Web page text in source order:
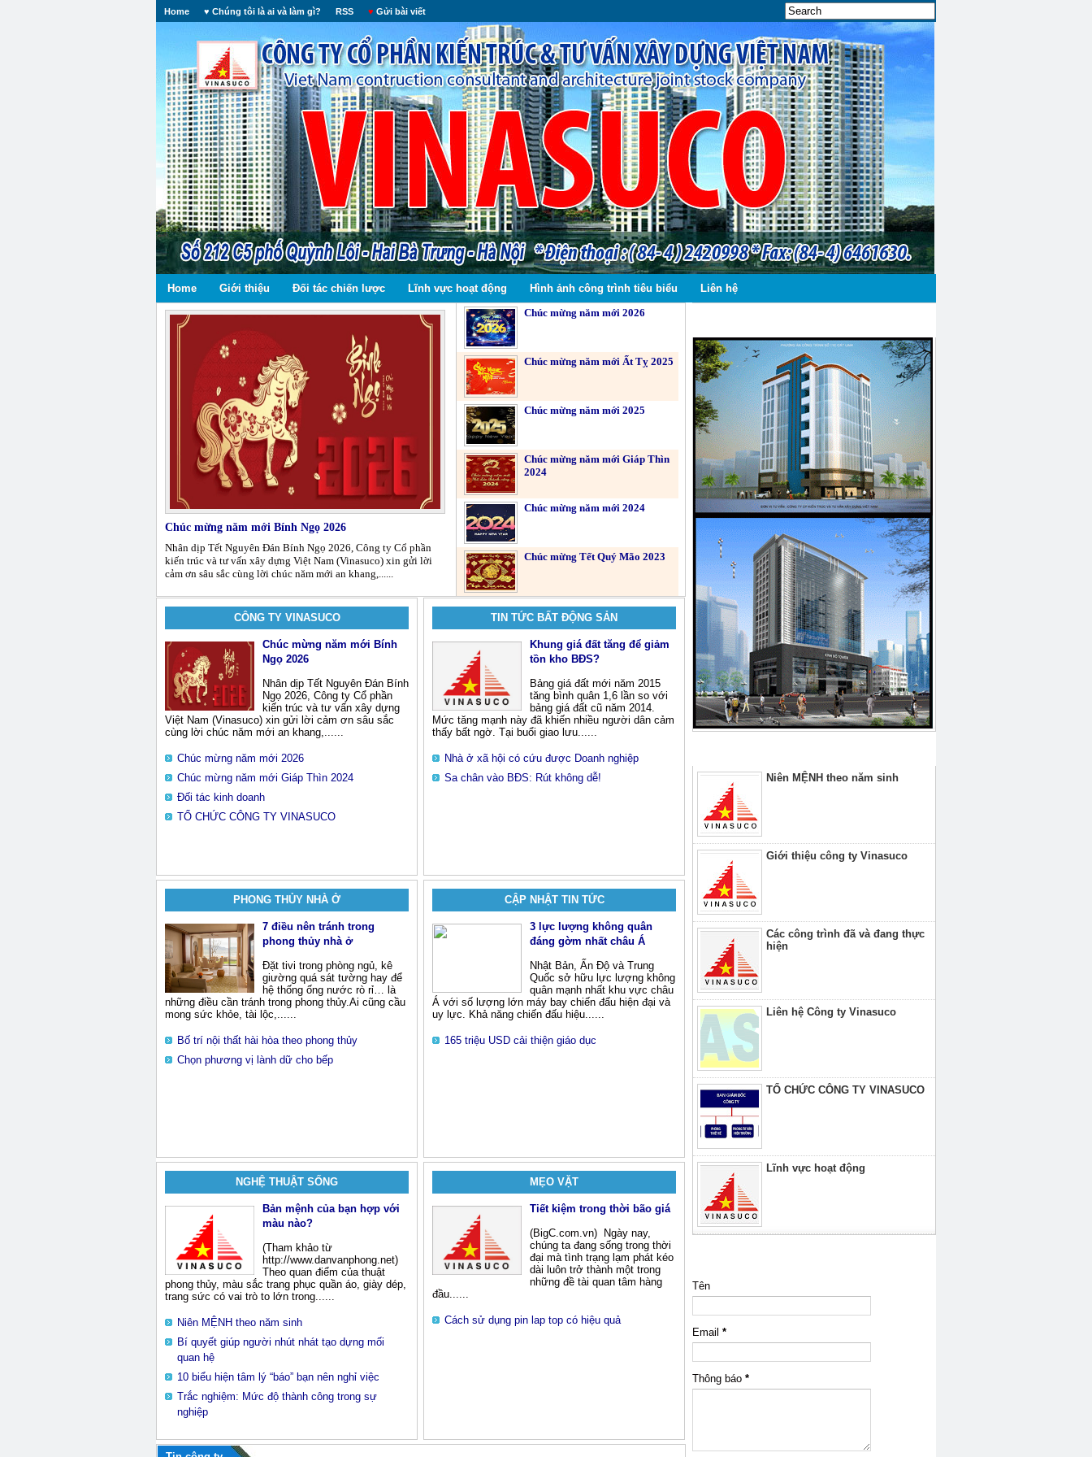
Home ♥ Chúng tôi là ai và làm gì? RSS ♥ Gửi bài viết
Home Giới thiệu Đối tác chiến lược Lĩnh vực hoạt động Hình ảnh công trình tiêu biểu Liên hệ
Niên MỆNH theo năm sinh
Giới thiệu công ty Vinasuco
Các công trình đã và đang thực
hiện
Liên hệ Công ty Vinasuco
TỔ CHỨC CÔNG TY VINASUCO
Lĩnh vực hoạt động
Tên
Email *
Thông báo *
Chúc mừng năm mới Bính Ngọ 2026
Nhân dịp Tết Nguyên Đán Bính Ngọ 2026, Công ty Cổ phần
kiến trúc và tư vấn xây dựng Việt Nam (Vinasuco) xin gửi lời
cảm ơn sâu sắc cùng lời chúc năm mới an khang,......
Chúc mừng năm mới 2026
Chúc mừng năm mới Ất Tỵ 2025
Chúc mừng năm mới 2025
Chúc mừng năm mới Giáp Thìn
2024
Chúc mừng năm mới 2024
Chúc mừng Tết Quý Mão 2023
CÔNG TY VINASUCO
Chúc mừng năm mới Bính
Ngọ 2026
Nhân dịp Tết Nguyên Đán Bính
Ngọ 2026, Công ty Cổ phần
kiến trúc và tư vấn xây dựng
Việt Nam (Vinasuco) xin gửi lời cảm ơn sâu sắc
cùng lời chúc năm mới an khang,......
Chúc mừng năm mới 2026
Chúc mừng năm mới Giáp Thìn 2024
Đối tác kinh doanh
TỔ CHỨC CÔNG TY VINASUCO
TIN TỨC BẤT ĐỘNG SẢN
Khung giá đất tăng để giảm
tồn kho BĐS?
Bảng giá đất mới năm 2015
tăng bình quân 1,6 lần so với
bảng giá đất cũ năm 2014.
Mức tăng mạnh này đã khiến nhiều người dân cảm
thấy bất ngờ. Tại buổi giao lưu......
Nhà ở xã hội có cứu được Doanh nghiệp
Sa chân vào BĐS: Rút không dễ!
PHONG THỦY NHÀ Ở
7 điều nên tránh trong
phong thủy nhà ở
Đặt tivi trong phòng ngủ, kê
giường quá sát tường hay để
hệ thống ống nước rò rỉ… là
những điều cần tránh trong phong thủy.Ai cũng cầu
mong sức khỏe, tài lộc,......
Bố trí nội thất hài hòa theo phong thủy
Chọn phương vị lành dữ cho bếp
CẬP NHẬT TIN TỨC
3 lực lượng không quân
đáng gờm nhất châu Á
Nhật Bản, Ấn Độ và Trung
Quốc sở hữu lực lượng không
quân mạnh nhất khu vực châu
Á với số lượng lớn máy bay chiến đấu hiện đại và
uy lực. Khả năng chiến đấu hiệu......
165 triệu USD cải thiện giáo dục
NGHỆ THUẬT SỐNG
Bản mệnh của bạn hợp với
màu nào?
(Tham khảo từ
http://www.danvanphong.net)
Theo quan điểm của thuật
phong thủy, màu sắc trang phục quần áo, giày dép,
trang sức có vai trò to lớn trong......
Niên MỆNH theo năm sinh
Bí quyết giúp người nhút nhát tạo dựng mối
quan hệ
10 biểu hiện tâm lý “báo” bạn nên nghỉ việc
Trắc nghiệm: Mức độ thành công trong sự
nghiệp
MẸO VẶT
Tiết kiệm trong thời bão giá
(BigC.com.vn) Ngày nay,
chúng ta đang sống trong thời
đại mà tình trạng lạm phát kéo
dài luôn trở thành một trong
những đề tài quan tâm hàng
đầu......
Cách sử dụng pin lap top có hiệu quả